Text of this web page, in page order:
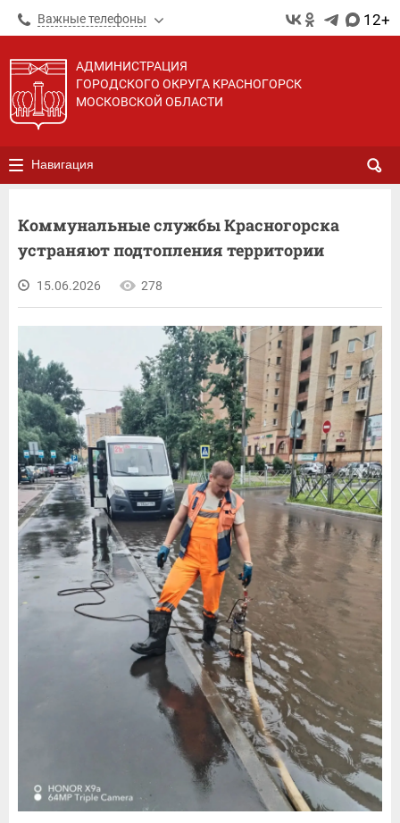
Важные телефоны 12+
АДМИНИСТРАЦИЯ
ГОРОДСКОГО ОКРУГА КРАСНОГОРСК
МОСКОВСКОЙ ОБЛАСТИ
Навигация
Коммунальные службы Красногорска
устраняют подтопления территории
15.06.2026 278